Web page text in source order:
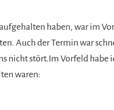
haben, war im
Auch der Termin war
nicht stört.Im Vorfeld habe
waren: